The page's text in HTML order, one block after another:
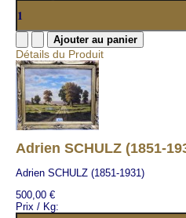
Détails du Produit
Adrien SCHULZ (1851-
Adrien SCHULZ (1851-1931)
500,00 €
Prix / Kg: